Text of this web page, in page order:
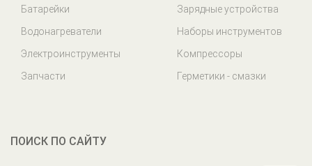
Батарейки
Водонагреватели
Электроинструменты
Запчасти
Зарядные устройства
Наборы инструментов
Компрессоры
Герметики - смазки
ПОИСК ПО САЙТУ